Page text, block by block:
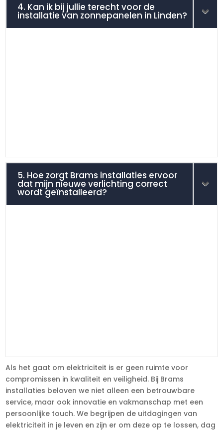
4. Kan ik bij jullie terecht voor de
installatie van zonnepanelen in Linden?
5. Hoe zorgt Brams installaties ervoor
dat mijn nieuwe verlichting correct
wordt geïnstalleerd?
Als het gaat om elektriciteit is er geen ruimte voor
compromissen in kwaliteit en veiligheid. Bij Brams
installaties beloven we niet alleen een betrouwbare
service, maar ook innovatie en vakmanschap met een
persoonlijke touch. We begrijpen de uitdagingen van
elektriciteit in je leven en zijn er om deze op te lossen, dag